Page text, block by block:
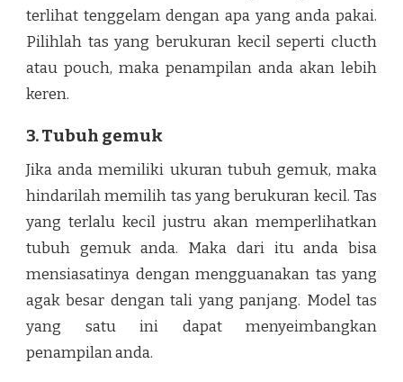
terlihat tenggelam dengan apa yang anda pakai.
Pilihlah tas yang berukuran kecil seperti clucth
atau pouch, maka penampilan anda akan lebih
keren.
3. Tubuh gemuk
Jika anda memiliki ukuran tubuh gemuk, maka
hindarilah memilih tas yang berukuran kecil. Tas
yang terlalu kecil justru akan memperlihatkan
tubuh gemuk anda. Maka dari itu anda bisa
mensiasatinya dengan mengguanakan tas yang
agak besar dengan tali yang panjang. Model tas
yang satu ini dapat menyeimbangkan
penampilan anda.